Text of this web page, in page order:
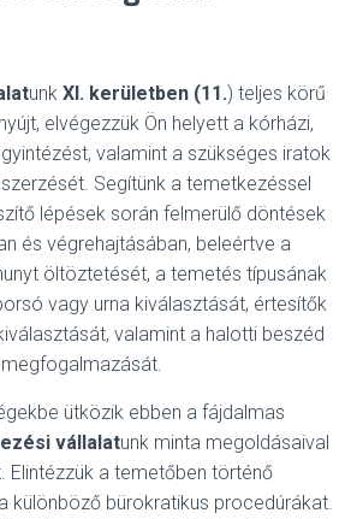
unk XI. kerületben (11.) teljes körű
elvégezzük Ön helyett a kórházi,
valamint a szükséges iratok
Segítünk a temetkezéssel
lépések során felmerülő döntések
és végrehajtásában, beleértve a
öltöztetését, a temetés típusának
vagy urna kiválasztását, értesítők
valamint a halotti beszéd
megfogalmazását.
ütközik ebben a fájdalmas
vállalatunk minta megoldásaival
Elintézzük a temetőben történő
különböző bürokratikus procedúrákat.